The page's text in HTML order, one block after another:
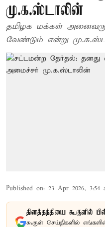
மு.க.ஸ்டாலின்
தமிழக மக்கள்
வேண்டும் என்று
Published on: 23 Apr 2026, 3:54
தினத்தந்தியை கூகுளில்
கூகுள் செய்திகளில்